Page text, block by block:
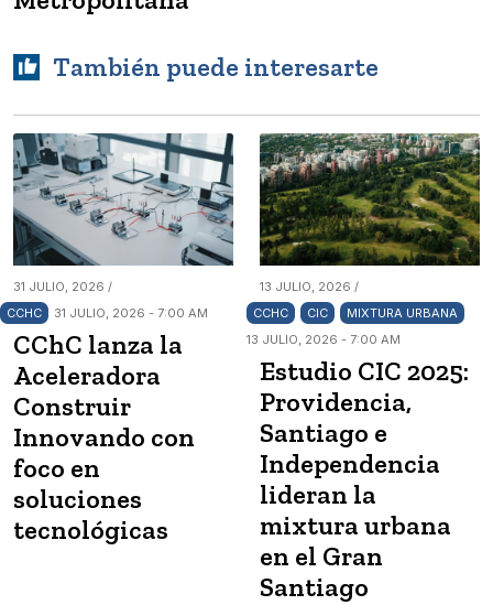
También puede interesarte
31 JULIO, 2026 /
CCHC
31 JULIO, 2026 - 7:00 AM
CChC lanza la
Aceleradora
Construir
Innovando con
foco en
soluciones
tecnológicas
13 JULIO, 2026 /
CCHC
CIC
MIXTURA URBANA
13 JULIO, 2026 - 7:00 AM
Estudio CIC 2025:
Providencia,
Santiago e
Independencia
lideran la
mixtura urbana
en el Gran
Santiago